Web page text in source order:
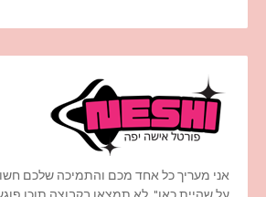
אני מעריך כל אחד מכם והתמיכה שלכם